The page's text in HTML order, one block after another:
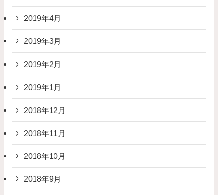
2019年4月
2019年3月
2019年2月
2019年1月
2018年12月
2018年11月
2018年10月
2018年9月